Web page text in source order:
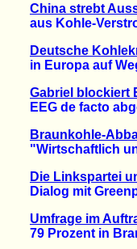
China strebt
aus Kohle-
Deutsche
in Europa auf
Gabriel blockiert
EEG de facto
Braunkohle-
"Wirtschaftlich
Die Linkspartei
Dialog mit
Umfrage im
79 Prozent in